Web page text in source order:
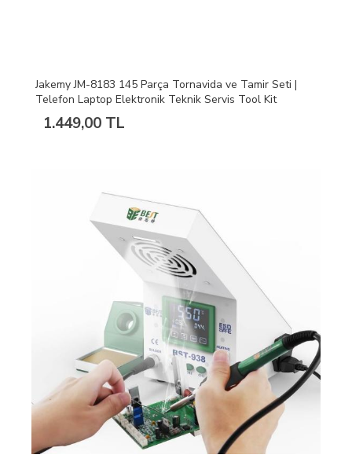
Jakemy JM-8183 145 Parça Tornavida ve Tamir Seti |
Telefon Laptop Elektronik Teknik Servis Tool Kit
1.449,00 TL